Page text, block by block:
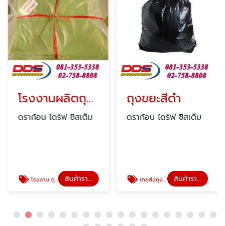
โรงงานผลิตถุงตามออเดอร์
ดราก้อน ไดร์ฟ ซิสเต็ม
โรงงาน ถุงพลาสติก ขายส่ง สินค้าราคาโรงงานผลิตเอง
ถุงขยะสีดำ
ดราก้อน ไดร์ฟ ซิสเต็ม
ขายส่งถุงขยะสีดำ สินค้าราคาโรงงานผลิตเอง